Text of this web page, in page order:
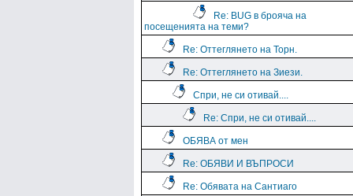
Re: BUG в брояча на
посещенията на теми?
Re: Оттеглянето на Торн.
Re: Оттеглянето на Зиези.
Спри, не си отивай....
Re: Спри, не си отивай....
ОБЯВА от мен
Re: ОБЯВИ И ВЪПРОСИ
Re: Обявата на Сантиаго